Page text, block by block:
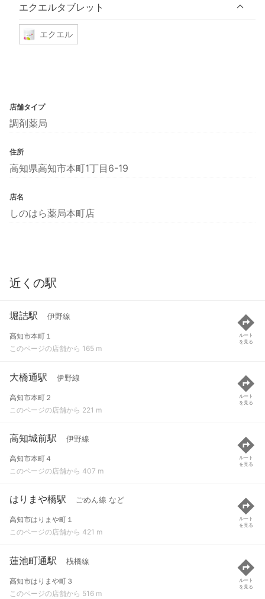
エクエルタブレット
エクエル
店舗タイプ
調剤薬局
住所
高知県高知市本町1丁目6-19
店名
しのはら薬局本町店
近くの駅
堀詰駅 伊野線
高知市本町１
このページの店舗から 165 m
ルート
を見る
大橋通駅 伊野線
高知市本町２
このページの店舗から 221 m
ルート
を見る
高知城前駅 伊野線
高知市本町４
このページの店舗から 407 m
ルート
を見る
はりまや橋駅 ごめん線 など
高知市はりまや町１
このページの店舗から 421 m
ルート
を見る
蓮池町通駅 桟橋線
高知市はりまや町３
このページの店舗から 516 m
ルート
を見る